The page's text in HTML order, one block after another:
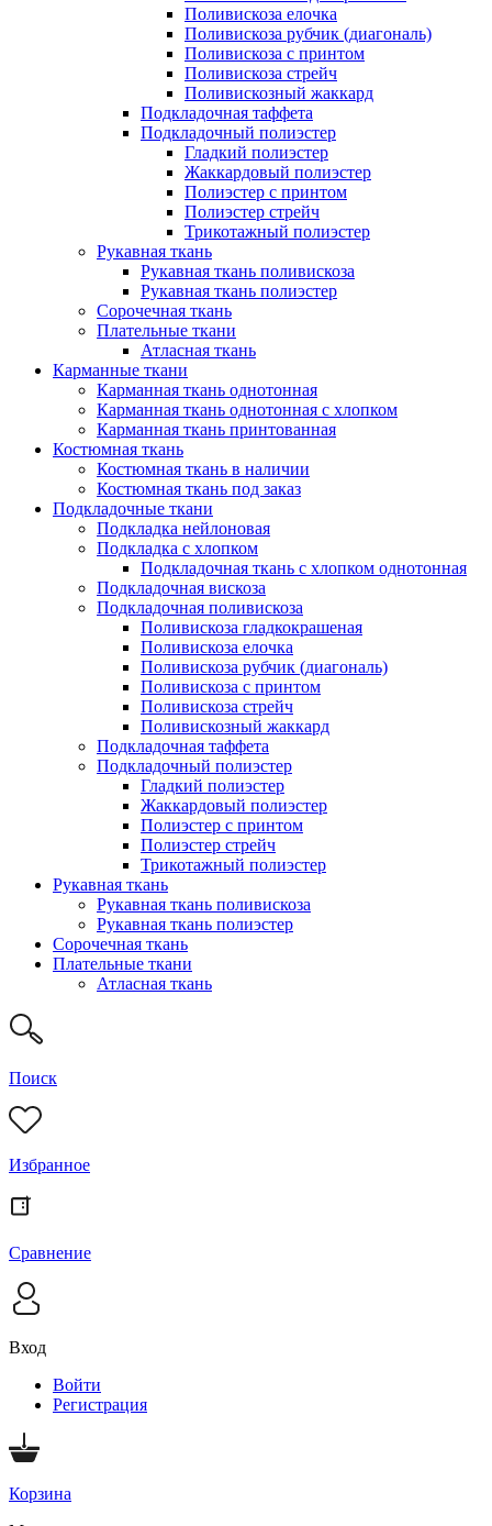
Поливискоза елочка
Поливискоза рубчик (диагональ)
Поливискоза с принтом
Поливискоза стрейч
Поливискозный жаккард
Подкладочная таффета
Подкладочный полиэстер
Гладкий полиэстер
Жаккардовый полиэстер
Полиэстер с принтом
Полиэстер стрейч
Трикотажный полиэстер
Рукавная ткань
Рукавная ткань поливискоза
Рукавная ткань полиэстер
Сорочечная ткань
Плательные ткани
Атласная ткань
Карманные ткани
Карманная ткань однотонная
Карманная ткань однотонная с хлопком
Карманная ткань принтованная
Костюмная ткань
Костюмная ткань в наличии
Костюмная ткань под заказ
Подкладочные ткани
Подкладка нейлоновая
Подкладка с хлопком
Подкладочная ткань с хлопком однотонная
Подкладочная вискоза
Подкладочная поливискоза
Поливискоза гладкокрашеная
Поливискоза елочка
Поливискоза рубчик (диагональ)
Поливискоза с принтом
Поливискоза стрейч
Поливискозный жаккард
Подкладочная таффета
Подкладочный полиэстер
Гладкий полиэстер
Жаккардовый полиэстер
Полиэстер с принтом
Полиэстер стрейч
Трикотажный полиэстер
Рукавная ткань
Рукавная ткань поливискоза
Рукавная ткань полиэстер
Сорочечная ткань
Плательные ткани
Атласная ткань
Поиск
Избранное
Сравнение
Вход
Войти
Регистрация
Корзина